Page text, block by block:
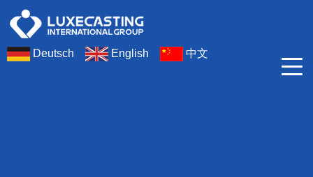
Deutsch English 中文